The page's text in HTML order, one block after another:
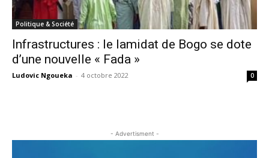
Politique & Société
Infrastructures : le lamidat de Bogo se dote
d’une nouvelle « Fada »
Ludovic Ngoueka - 4 octobre 2022 0
- Advertisment -